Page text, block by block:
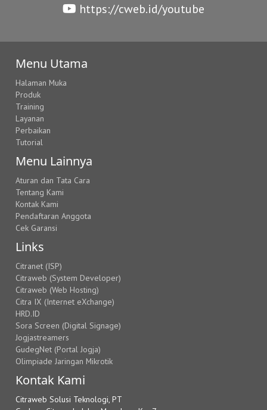
https://cweb.id/youtube
Menu Utama
Halaman Muka
Produk
Training
Layanan
Perbaikan
Tutorial
Menu Lainnya
Aturan dan Tata Cara
Tentang Kami
Kontak Kami
Pendaftaran Anggota
Cek Garansi
Links
Citranet (ISP)
Citraweb (System Developer)
Citraweb (Web Hosting)
Citra IX (Internet eXchange)
HRD.ID
Sora Screen (Digital Signage)
Jogjastreamers
GudegNet (Portal Jogja)
Olimpiade Jaringan Mikrotik
Kontak Kami
Citraweb Solusi Teknologi, PT